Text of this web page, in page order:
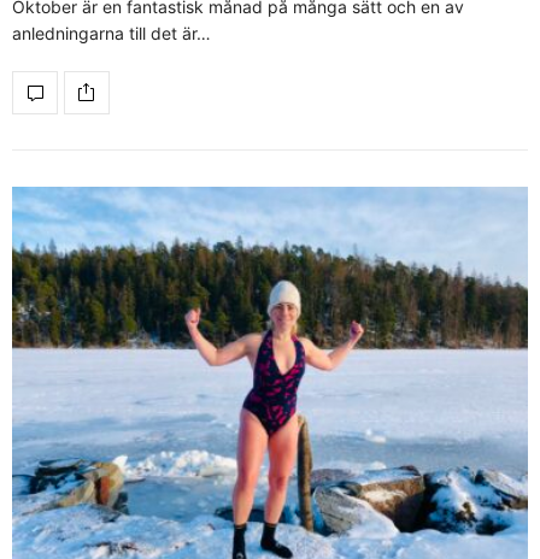
Oktober är en fantastisk månad på många sätt och en av
anledningarna till det är…